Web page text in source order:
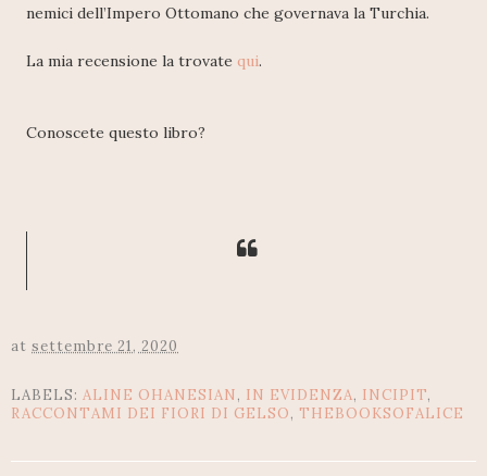
nemici dell’Impero Ottomano che governava la Turchia.
La mia recensione la trovate qui.
Conoscete questo libro?
at settembre 21, 2020
LABELS: ALINE OHANESIAN, IN EVIDENZA, INCIPIT,
RACCONTAMI DEI FIORI DI GELSO, THEBOOKSOFALICE